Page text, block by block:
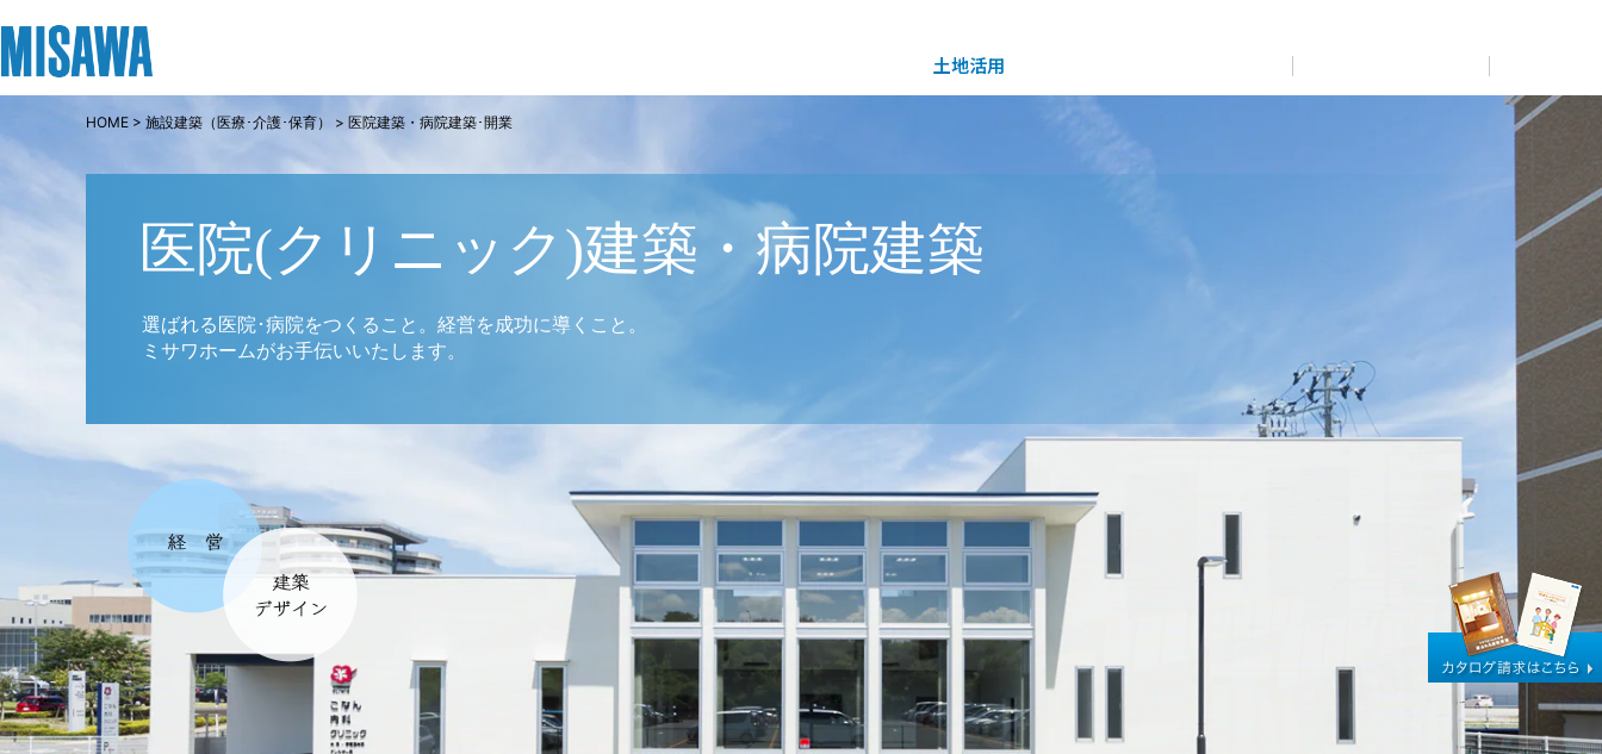
住まい
建てる [注文住宅]
商品ラインアップ
デザイン
デザイナーズギャラリー
インテリア
住まいづくりガイド
買う
スムストック検索
売る
住まいの売却
ホームラウンジ 新築・戸建て
土地活用
土地活用
個人のお客さま
賃貸住宅
賃貸併用住宅
土地活用実例
法人のお客さま
医療・介護・子育て・障がい福祉施設
ホームラウンジ 土地活用・賃貸経営
リフォーム
戸建て・マンション
ミサワリフォームとは
リフォームの流れ
事業用
リフォーム営業所
ホームラウンジ リフォーム
まちづくり
複合開発・投資開発
複合開発事業（ASMACI-アスマチ-）
再開発・官民連携事業
建築再生事業
事業用売買
オーナーサポート
サポートメニュー
住まいるりんぐ（ロングサポート）
保証制度
ご相談窓口
便利・安心なコンテンツや、ミサワホームからの大切なお
知らせなど配信しています。
ミサワオーナーズクラブ
企業・IR情報
企業・IR
ニュース
MISAWAについて
環境活動
採用情報
ウエルネス事業
海外事業
HOME > 施設建築（医療･介護･保育） > 医院建築・病院建築･開業
医院(クリニック)建築・病院建築
選ばれる医院･病院をつくること。経営を成功に導くこと。
ミサワホームがお手伝いいたします。